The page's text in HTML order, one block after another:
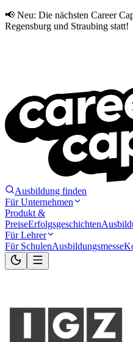
📢 Neu: Die nächsten Career
Regensburg und Straubing statt!
Ausbildung finden
Für Unternehmen
Produkt &
PreiseErfolgsgeschichten
Für Lehrer
Für SchulenAusbildungsmesse